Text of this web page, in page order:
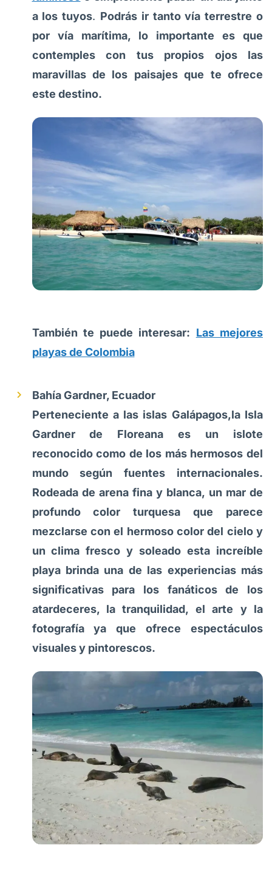
a los tuyos. Podrás ir tanto vía terrestre o
por vía marítima, lo importante es que
contemples con tus propios ojos las
maravillas de los paisajes que te ofrece
este destino.
También te puede interesar: Las mejores
playas de Colombia
Bahía Gardner, Ecuador
Perteneciente a las islas Galápagos,la Isla
Gardner de Floreana es un islote
reconocido como de los más hermosos del
mundo según fuentes internacionales.
Rodeada de arena fina y blanca, un mar de
profundo color turquesa que parece
mezclarse con el hermoso color del cielo y
un clima fresco y soleado esta increíble
playa brinda una de las experiencias más
significativas para los fanáticos de los
atardeceres, la tranquilidad, el arte y la
fotografía ya que ofrece espectáculos
visuales y pintorescos.